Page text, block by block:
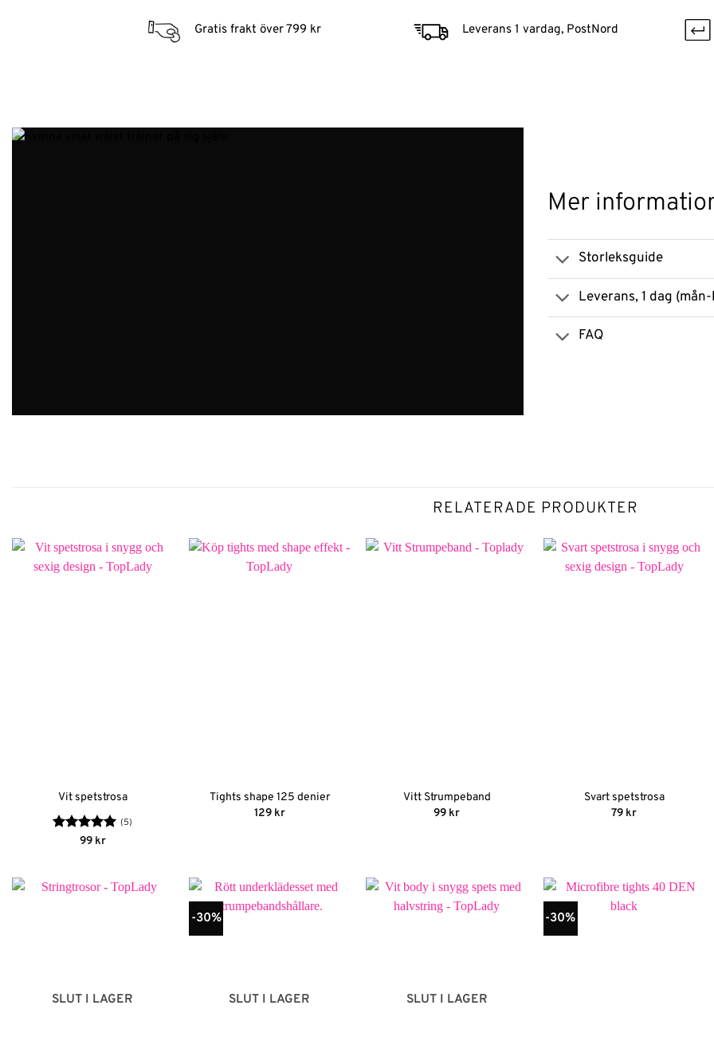
Gratis frakt över 799 kr Leverans 1 vardag, PostNord
Mer
Storleksguide
Leverans, 1 dag
FAQ
RELATERADE PRODUKTER
Vit spetstrosa
Betygsatt
(5)
99 kr
Tights shape 125 denier
129 kr
Vitt Strumpeband
99 kr
Svart spetstrosa
79 kr
SLUT I LAGER
-30%
SLUT I LAGER SLUT I LAGER
-30%